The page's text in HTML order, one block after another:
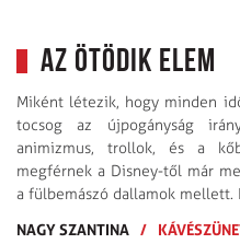
Az ötödik elem
Miként létezik, hogy minden
tocsog az újpogányság
animizmus, trollok, és a
megférnek a Disney-től már
a fülbemászó dallamok mellett.
NAGY SZANTINA /